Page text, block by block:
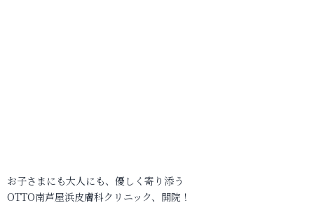
お子さまにも大人にも、優しく寄り添う
OTTO南芦屋浜皮膚科クリニック、開院！